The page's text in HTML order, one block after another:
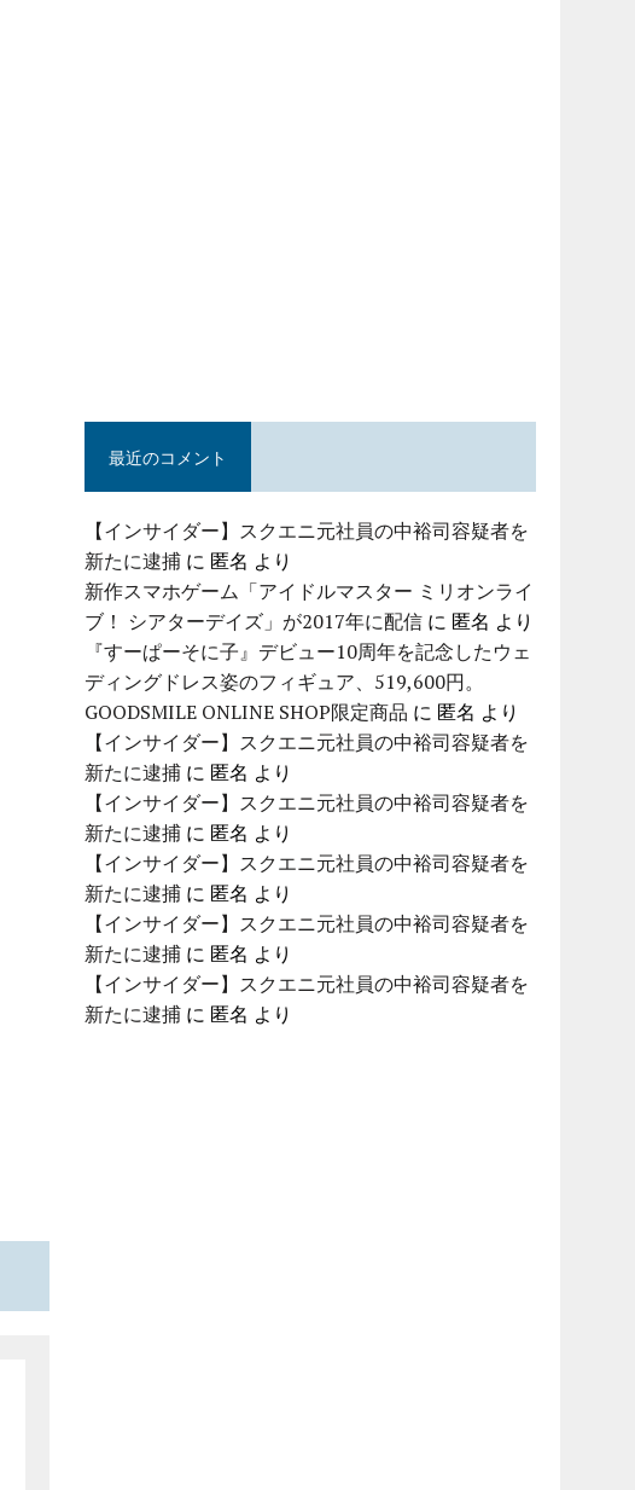
最近のコメント
【インサイダー】スクエニ元社員の中裕司容疑者を
新たに逮捕 に 匿名 より
新作スマホゲーム「アイドルマスター ミリオンライ
ブ！ シアターデイズ」が2017年に配信 に 匿名 より
『すーぱーそに子』デビュー10周年を記念したウェ
ディングドレス姿のフィギュア、519,600円。
GOODSMILE ONLINE SHOP限定商品 に 匿名 より
【インサイダー】スクエニ元社員の中裕司容疑者を
新たに逮捕 に 匿名 より
【インサイダー】スクエニ元社員の中裕司容疑者を
新たに逮捕 に 匿名 より
【インサイダー】スクエニ元社員の中裕司容疑者を
新たに逮捕 に 匿名 より
【インサイダー】スクエニ元社員の中裕司容疑者を
新たに逮捕 に 匿名 より
【インサイダー】スクエニ元社員の中裕司容疑者を
新たに逮捕 に 匿名 より